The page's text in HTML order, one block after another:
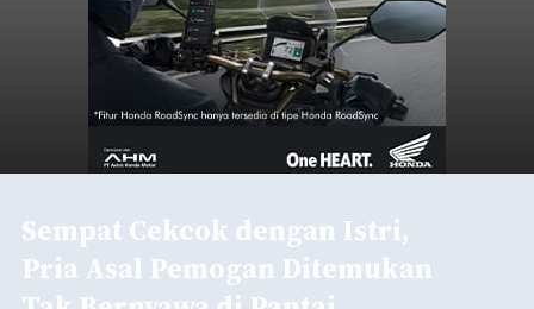
Sempat Cekcok dengan Istri,
Pria Asal Pemogan Ditemukan